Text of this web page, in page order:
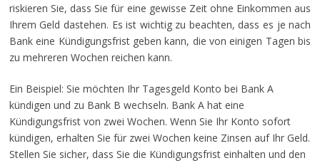
riskieren Sie, dass Sie für eine gewisse Zeit ohne Einkommen aus
Ihrem Geld dastehen. Es ist wichtig zu beachten, dass es je nach
Bank eine Kündigungsfrist geben kann, die von einigen Tagen bis
zu mehreren Wochen reichen kann.
Ein Beispiel: Sie möchten Ihr Tagesgeld Konto bei Bank A
kündigen und zu Bank B wechseln. Bank A hat eine
Kündigungsfrist von zwei Wochen. Wenn Sie Ihr Konto sofort
kündigen, erhalten Sie für zwei Wochen keine Zinsen auf Ihr Geld.
Stellen Sie sicher, dass Sie die Kündigungsfrist einhalten und den